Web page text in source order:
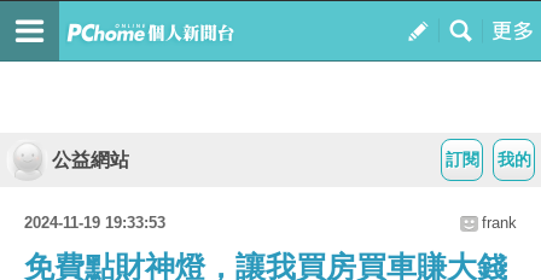
我的
訂閱
公益網站
2024-11-19 19:33:53 frank
免費點財神燈，讓我買房買車賺大錢